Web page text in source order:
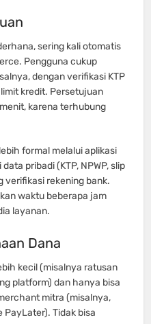
sering kali otomatis
Pengguna cukup
dengan verifikasi KTP
kredit. Persetujuan
karena terhubung
formal melalui aplikasi
pribadi (KTP, NPWP, slip
verifikasi rekening bank.
waktu beberapa jam
layanan.
Dana
kecil (misalnya ratusan
platform) dan hanya bisa
mitra (misalnya,
PayLater). Tidak bisa